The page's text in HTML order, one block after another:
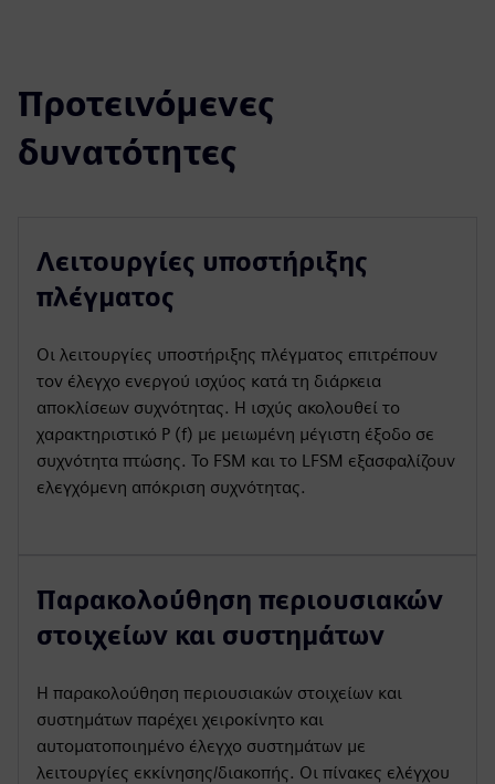
Προτεινόμενες
δυνατότητες
Λειτουργίες υποστήριξης
πλέγματος
Οι λειτουργίες υποστήριξης πλέγματος επιτρέπουν
τον έλεγχο ενεργού ισχύος κατά τη διάρκεια
αποκλίσεων συχνότητας. Η ισχύς ακολουθεί το
χαρακτηριστικό P (f) με μειωμένη μέγιστη έξοδο σε
συχνότητα πτώσης. Το FSM και το LFSM εξασφαλίζουν
ελεγχόμενη απόκριση συχνότητας.
Παρακολούθηση περιουσιακών
στοιχείων και συστημάτων
Η παρακολούθηση περιουσιακών στοιχείων και
συστημάτων παρέχει χειροκίνητο και
αυτοματοποιημένο έλεγχο συστημάτων με
λειτουργίες εκκίνησης/διακοπής. Οι πίνακες ελέγχου